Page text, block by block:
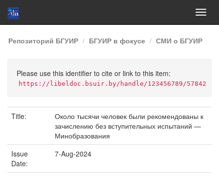
Skip
navigation
Репозиторий БГУИР БГУИР в фокусе СМИ о БГУИР
Please use this identifier to cite or link to this item:
https://libeldoc.bsuir.by/handle/123456789/57842
Title:
Около тысячи человек были рекомендованы к
зачислению без вступительных испытаний —
Минобразования
Issue
Date:
7-Aug-2024